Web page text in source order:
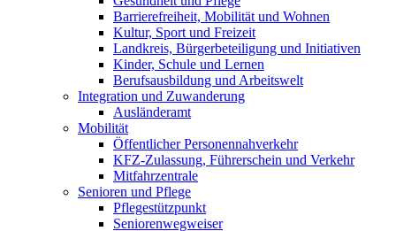
Barrierefreiheit, Mobilität und Wohnen
Kultur, Sport und Freizeit
Landkreis, Bürgerbeteiligung und Initiativen
Kinder, Schule und Lernen
Berufsausbildung und Arbeitswelt
Integration und Zuwanderung
Ausländeramt
Mobilität
Öffentlicher Personennahverkehr
KFZ-Zulassung, Führerschein und Verkehr
Mitfahrzentrale
Senioren und Pflege
Pflegestützpunkt
Seniorenwegweiser